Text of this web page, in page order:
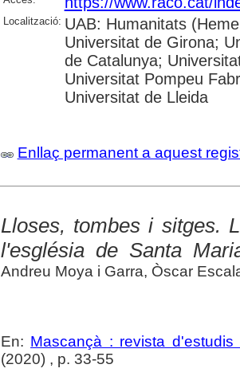
Localització: UAB: Humanitats
Universitat de Girona;
de Catalunya;
Universitat Pompeu
Universitat de Lleida
Enllaç permanent a aquest
Lloses, tombes i sitges.
l'església de Santa
Andreu Moya i Garra, Òscar
En: Mascançà : revista
(2020) , p. 33-55